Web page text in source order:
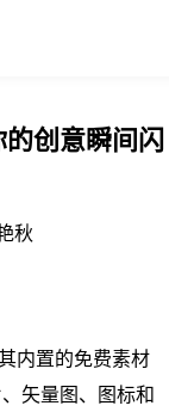
创意瞬间闪
秋
内置的免费素材
矢量图、图标和